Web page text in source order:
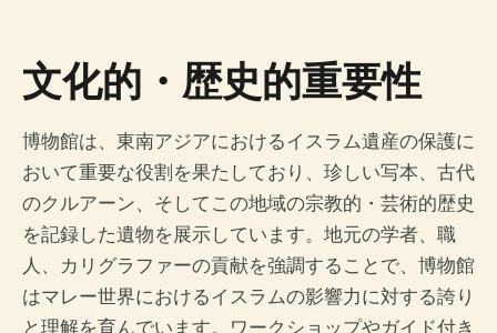
文化的・歴史的重要性
博物館は、東南アジアにおけるイスラム遺産の保護に
おいて重要な役割を果たしており、珍しい写本、古代
のクルアーン、そしてこの地域の宗教的・芸術的歴史
を記録した遺物を展示しています。地元の学者、職
人、カリグラファーの貢献を強調することで、博物館
はマレー世界におけるイスラムの影響力に対する誇り
と理解を育んでいます。ワークショップやガイド付き